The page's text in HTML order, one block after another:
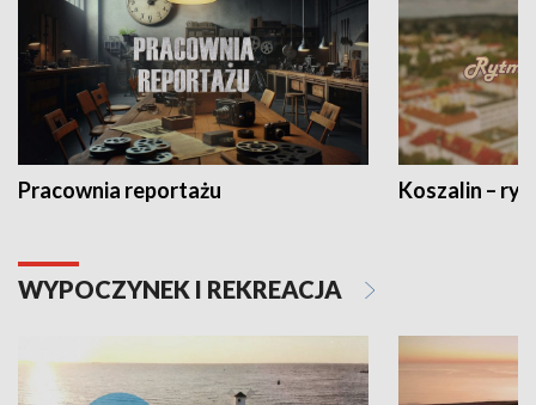
Pracownia reportażu Koszalin –
WYPOCZYNEK I REKREACJA